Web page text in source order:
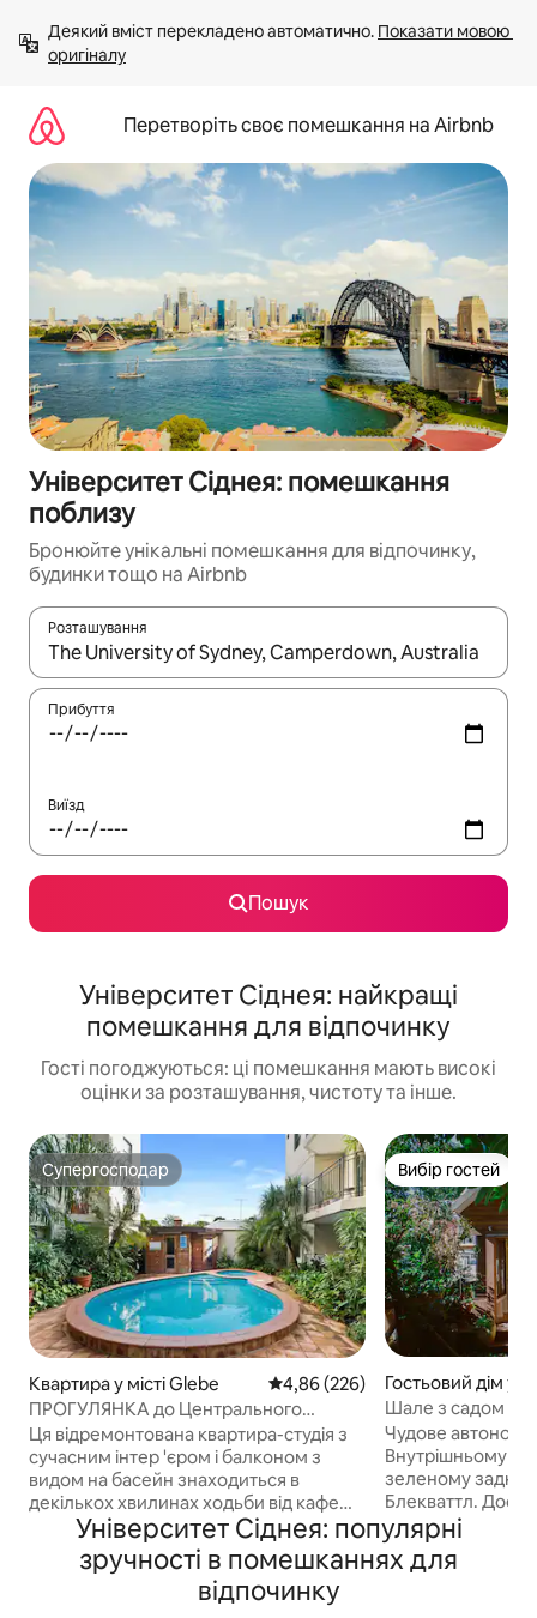
вмісту
Деякий вміст перекладено автоматично. Показати мовою
оригіналу
Перетворіть своє помешкання на Airbnb
Університет Сіднея: помешкання
поблизу
Бронюйте унікальні помешкання для відпочинку,
будинки тощо на Airbnb
Розташування
Отримавши результати пошуку, використовуйте для
Прибуття
Виїзд
Пошук
Університет Сіднея: найкращі
помешкання для відпочинку
Гості погоджуються: ці помешкання мають високі
оцінки за розташування, чистоту та інше.
Супергосподар
Супергосподар
Квартира у місті Glebe Середня оцінка: 4,86 з 5,
4,86 (226)
ПРОГУЛЯНКА до Центрального
вокзалу + Сіднейського університету
та Технологічного університету Сіднея
Ця відремонтована квартира-студія з
сучасним інтер 'єром і балконом з
видом на басейн знаходиться в
декількох хвилинах ходьби від кафе
Glebe, торгового центру Бродвею та
Сіднейського університету. Вона
оснащена кондиціонером і
телевізором з Chromecast для
Вибір гостей
Вибір гостей
Гостьовий дім у
Шале з садом у
видом на
Чудове
Внутрішньому
зеленому
Блекваттл.
стріт
роуд з її кафе,
магазинами,
Університет Сіднея: популярні
зручності в помешканнях для
відпочинку